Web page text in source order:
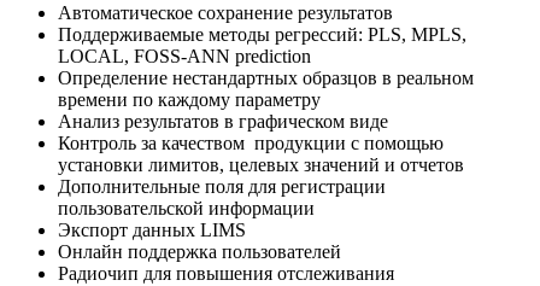
Автоматическое сохранение результатов
Поддерживаемые методы регрессий: PLS, MPLS,
LOCAL, FOSS-ANN prediction
Определение нестандартных образцов в реальном
времени по каждому параметру
Анализ результатов в графическом виде
Контроль за качеством продукции с помощью
установки лимитов, целевых значений и отчетов
Дополнительные поля для регистрации
пользовательской информации
Экспорт данных LIMS
Онлайн поддержка пользователей
Радиочип для повышения отслеживания